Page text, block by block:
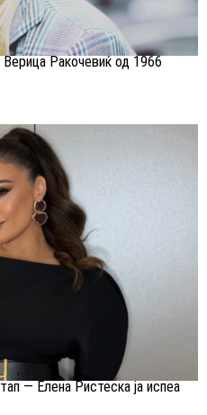
Ракочевиќ од 1966
— Елена Ристеска ја испеа